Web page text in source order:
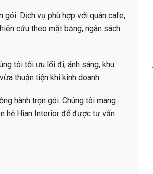
gói. Dịch vụ phù hợp với quán cafe,
cứu theo mặt bằng, ngân sách
tôi tối ưu lối đi, ánh sáng, khu
thuận tiện khi kinh doanh.
hành trọn gói. Chúng tôi mang
hệ Hian Interior để được tư vấn